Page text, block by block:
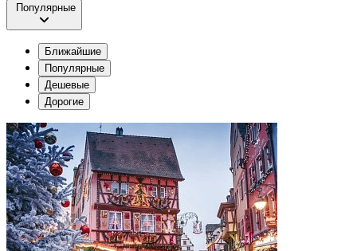
Популярные
Ближайшие
Популярные
Дешевые
Дорогие